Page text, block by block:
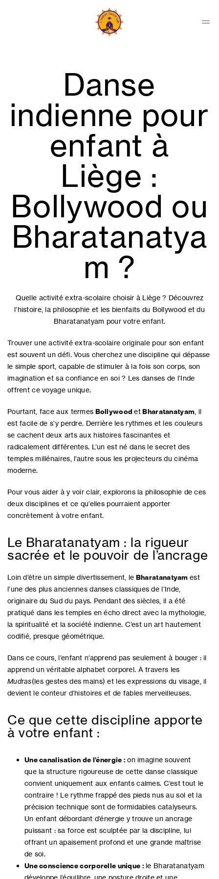
Collectif
Danse
indienne pour
enfant à
Liège :
Bollywood ou
Bharatanatya
m ?
Quelle activité extra-scolaire choisir à Liège ? Découvrez
l’histoire, la philosophie et les bienfaits du Bollywood et du
Bharatanatyam pour votre enfant.
Trouver une activité extra-scolaire originale pour son enfant
est souvent un défi. Vous cherchez une discipline qui dépasse
le simple sport, capable de stimuler à la fois son corps, son
imagination et sa confiance en soi ? Les danses de l’Inde
offrent ce voyage unique.
Pourtant, face aux termes Bollywood etBharatanatyam , il
est facile de s’y perdre. Derrière les rythmes et les couleurs
se cachent deux arts aux histoires fascinantes et
radicalement différentes. L’un est né dans le secret des
temples millénaires, l’autre sous les projecteurs du cinéma
moderne.
Pour vous aider à y voir clair, explorons la philosophie de ces
deux disciplines et ce qu’elles pourraient apporter
concrètement à votre enfant.
Le Bharatanatyam : la rigueur
sacrée et le pouvoir de l’ancrage
Loin d’être un simple divertissement, le Bharatanatyam est
l’une des plus anciennes danses classiques de l’Inde,
originaire du Sud du pays. Pendant des siècles, il a été
pratiqué dans les temples en écho direct avec la mythologie,
la spiritualité et la société indienne. C’est un art hautement
codifié, presque géométrique.
Dans ce cours, l’enfant n’apprend pas seulement à bouger : il
apprend un véritable alphabet corporel. À travers les
Mudras(les gestes des mains) et les expressions du visage, il
devient le conteur d’histoires et de fables merveilleuses.
Ce que cette discipline apporte
à votre enfant :
Une canalisation de l’énergie : on imagine souvent
que la structure rigoureuse de cette danse classique
convient uniquement aux enfants calmes. C’est tout le
contraire ! Le rythme frappé des pieds nus au sol et la
précision technique sont de formidables catalyseurs.
Un enfant débordant d’énergie y trouve un ancrage
puissant : sa force est sculptée par la discipline, lui
offrant un apaisement profond et une grande maîtrise
de soi.
Une conscience corporelle unique : le Bharatanatyam